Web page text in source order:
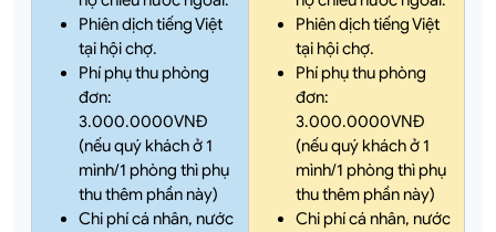
Phiên dịch tiếng Việt
tại hội chợ.
Phí phụ thu phòng
đơn:
3.000.0000VNĐ
(nếu quý khách ở 1
mình/1 phòng thì phụ
thu thêm phần này)
Chi phí cá nhân, nước
Phiên dịch tiếng Việt
tại hội chợ.
Phí phụ thu phòng
đơn:
3.000.0000VNĐ
(nếu quý khách ở 1
mình/1 phòng thì phụ
thu thêm phần này)
Chi phí cá nhân, nước